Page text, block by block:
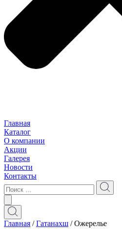
Главная
Каталог
О компании
Акции
Галерея
Новости
Контакты
Главная /Гатанахш / Ожерелье